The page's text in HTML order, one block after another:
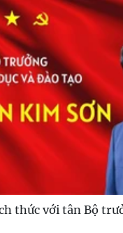
thức với tân Bộ